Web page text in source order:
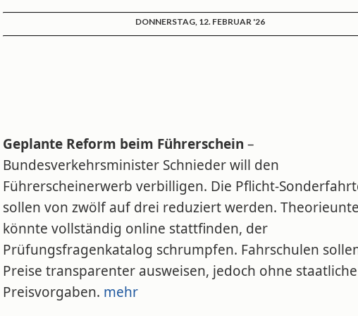
DONNERSTAG, 12. FEBRUAR '26
Geplante Reform beim Führerschein –
Bundesverkehrsminister Schnieder will den
Führerscheinerwerb verbilligen. Die Pflicht-
sollen von zwölf auf drei reduziert werden.
könnte vollständig online stattfinden, der
Prüfungsfragenkatalog schrumpfen. Fahrschulen
Preise transparenter ausweisen, jedoch ohne staatliche
Preisvorgaben. mehr